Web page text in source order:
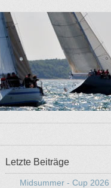
Letzte Beiträge
Midsummer - Cup 2026